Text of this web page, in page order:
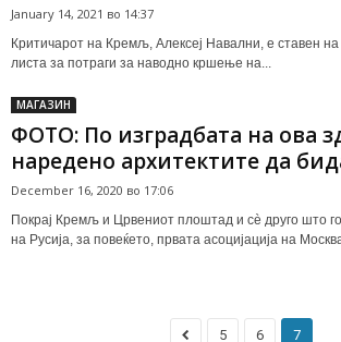
January 14, 2021 во 14:37
Критичарот на Кремљ, Алексеј Навални, е ставен
листа за потраги за наводно кршење на...
МАГАЗИН
ФОТО: По изградбата на ова
наредено архитектите да
December 16, 2020 во 17:06
Покрај Кремљ и Црвениот плоштад и сè друго што го
на Русија, за повеќето, првата асоцијација на
5 6 7